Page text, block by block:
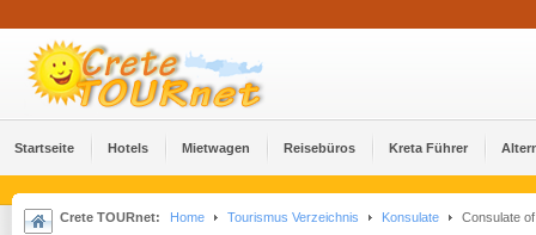
Startseite Hotels Mietwagen Reisebüros Kreta Führer
Crete TOURnet: Home Tourismus Verzeichnis Konsulate Consulate